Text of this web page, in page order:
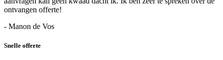
ontvangen offerte!
- Manon de Vos
Snelle offerte